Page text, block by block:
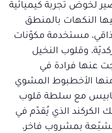
لخوض تجربة كيميائية
النكهات بالمنطق
مستخدمة مكوّنات
وقلوب النخيل
عنها فرادة في
منها الأخطبوط المشوي
مع سلطة قلوب
الكركند الذي يُقدّم في
بمشروب فاخر،